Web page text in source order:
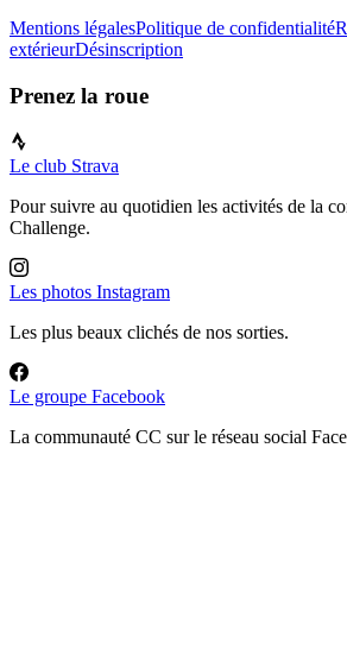
Mentions légalesPolitique de confidentialité
extérieurDésinscription
Prenez la roue
Le club Strava
Pour suivre au quotidien les activités de la
Challenge.
Les photos Instagram
Les plus beaux clichés de nos sorties.
Le groupe Facebook
La communauté CC sur le réseau social